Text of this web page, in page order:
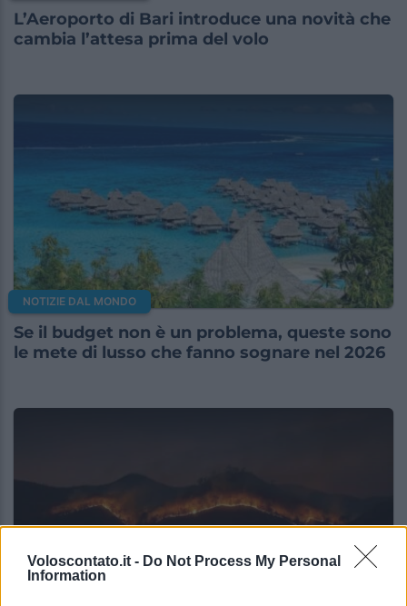
Voloscontato.it - Do Not Process My Personal
Information
L’Aeroporto di Bari introduce una novità che
cambia l’attesa prima del volo
NOTIZIE DAL MONDO
Se il budget non è un problema, queste sono
le mete di lusso che fanno sognare nel 2026